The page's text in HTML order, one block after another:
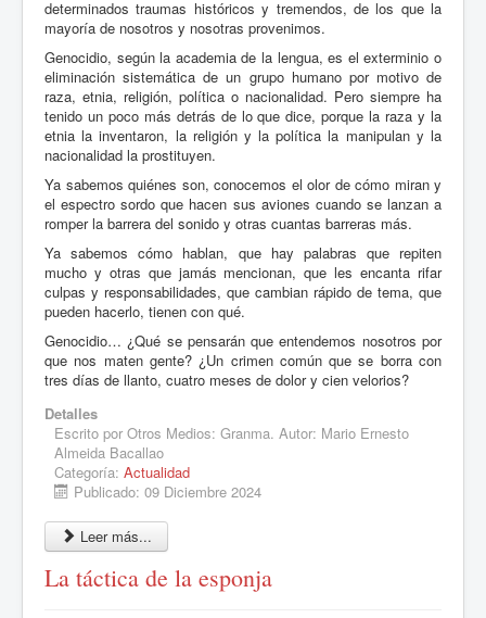
determinados traumas históricos y tremendos, de los que la
mayoría de nosotros y nosotras provenimos.
Genocidio, según la academia de la lengua, es el exterminio o
eliminación sistemática de un grupo humano por motivo de
raza, etnia, religión, política o nacionalidad. Pero siempre ha
tenido un poco más detrás de lo que dice, porque la raza y la
etnia la inventaron, la religión y la política la manipulan y la
nacionalidad la prostituyen.
Ya sabemos quiénes son, conocemos el olor de cómo miran y
el espectro sordo que hacen sus aviones cuando se lanzan a
romper la barrera del sonido y otras cuantas barreras más.
Ya sabemos cómo hablan, que hay palabras que repiten
mucho y otras que jamás mencionan, que les encanta rifar
culpas y responsabilidades, que cambian rápido de tema, que
pueden hacerlo, tienen con qué.
Genocidio… ¿Qué se pensarán que entendemos nosotros por
que nos maten gente? ¿Un crimen común que se borra con
tres días de llanto, cuatro meses de dolor y cien velorios?
Detalles
Escrito por Otros Medios: Granma. Autor: Mario Ernesto
Almeida Bacallao
Categoría: Actualidad
Publicado: 09 Diciembre 2024
Leer más...
La táctica de la esponja